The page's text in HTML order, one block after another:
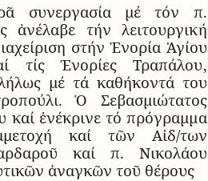
συνεργασία μέ τόν π.
τήν λειτουργική
στήν Ἐνορία Ἁγίου
τίς Ἐνορίες Τραπάλου,
μέ τά καθήκοντά του
Ὁ Σεβασμιώτατος
καί ἐνέκρινε τό πρόγραμμα
καί τῶν Αἰδ/των
καί π. Νικολάου
ἀναγκῶν τοῦ θέρους